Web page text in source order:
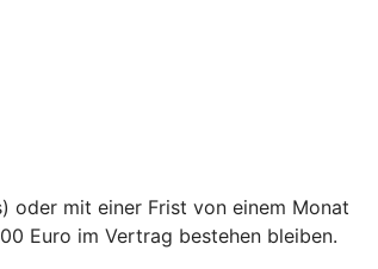
oder mit einer Frist von einem Monat
Euro im Vertrag bestehen bleiben.